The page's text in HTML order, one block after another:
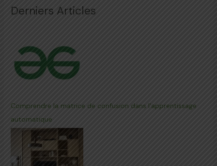
Derniers Articles
Comprendre la matrice de confusion dans l'apprentissage
automatique